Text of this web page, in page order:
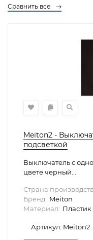
Сравнить все
Meiton2 -
подсветкой
Выключатель с
цвете черный...
Страна
Бренд: Meiton
Материал: Пластик
Артикул: Meiton2